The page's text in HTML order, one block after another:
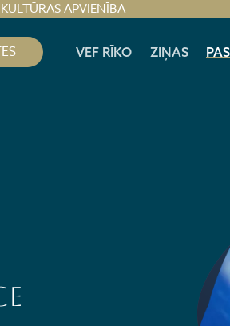
APVIENĪBA
VEF RĪKO ZIŅAS